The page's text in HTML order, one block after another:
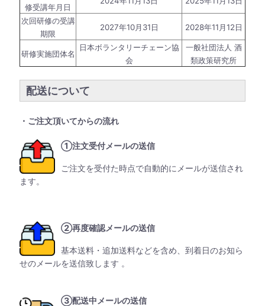
修受講年月日
次回研修の受講
期限
2027年10月31日 2028年11月12日
研修実施団体名
日本ボランタリーチェーン協
会
一般社団法人 酒
類政策研究所
配送について
・ご注文頂いてからの流れ
①注文受付メールの送信
ご注文を受付た時点で自動的にメールが送信され
ます。
②再度確認メールの送信
基本送料・追加送料などを含め、到着日のお知ら
せのメールを送信致します 。
③配送中メールの送信